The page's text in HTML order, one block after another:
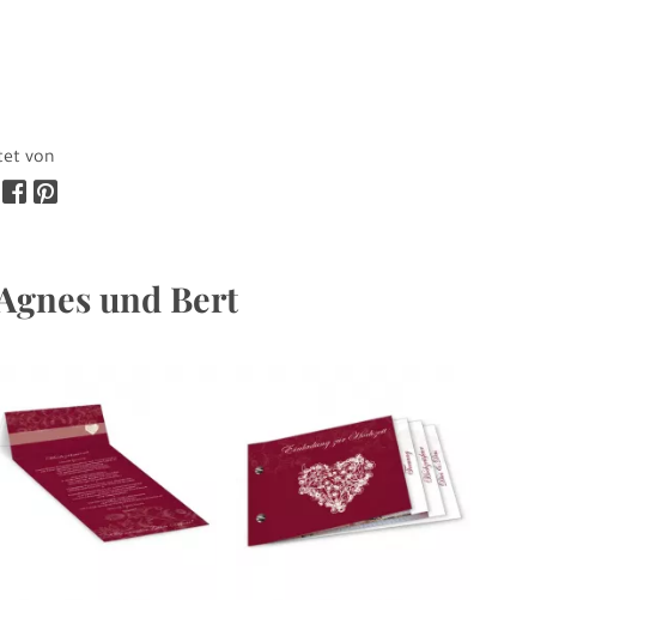
von
und Bert